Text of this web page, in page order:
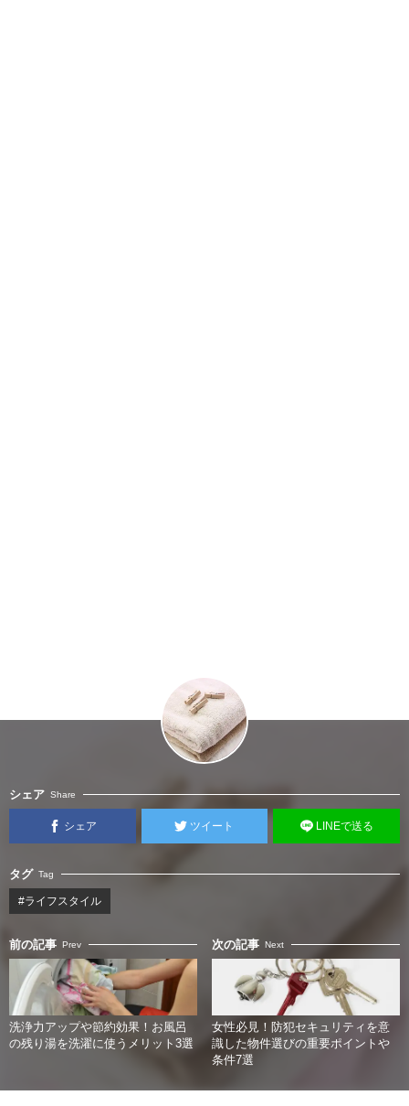
シェア Share
シェア ツイート LINEで送る
タグ Tag
#ライフスタイル
前の記事 Prev
洗浄力アップや節約効果！お風呂
の残り湯を洗濯に使うメリット3選
次の記事 Next
女性必見！防犯セキュリティを意
識した物件選びの重要ポイントや
条件7選